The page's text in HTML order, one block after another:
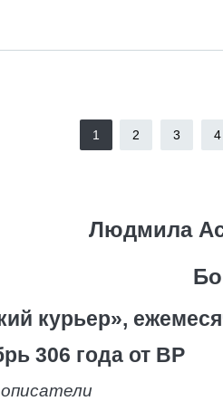
1 2 3 4
Людмила
курьер»,
306 года от ВР